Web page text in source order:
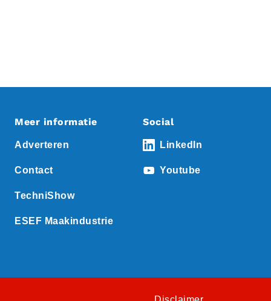
Meer informatie
Adverteren
Contact
TechniShow
ESEF Maakindustrie
Social
LinkedIn
Youtube